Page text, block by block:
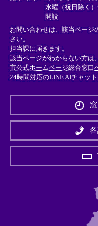
水曜（祝日除く
開設
お問い合わせは、該当ページ
さい。
担当課に届きます。
該当ページがわからない方は
市公式ホームページ総合窓口
24時間対応のLINE AIチャッ
外
リ
ン
＞